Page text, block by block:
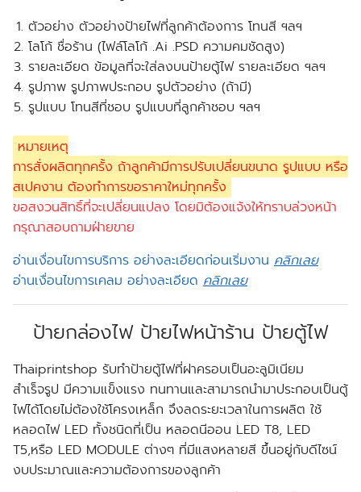
ตัวอย่าง ตัวอย่างป้ายไฟที่ลูกค้าต้องการ โทนสี ฯลฯ
โลโก้ ชื่อร้าน (ไฟล์โลโก้ .Ai .PSD ความคมชัดสูง)
รายละเอียด ข้อมูลที่จะใส่ลงบนป้ายตู้ไฟ รายละเอียด ฯลฯ
รูปภาพ รูปภาพประกอบ รูปตัวอย่าง (ถ้ามี)
รูปแบบ โทนสีที่ชอบ รูปแบบที่ลูกค้าชอบ ฯลฯ
หมายเหตุ
การสั่งผลิตทุกครั้ง ถ้าลูกค้ามีการปรับเปลี่ยนขนาด รูปแบบ หรือ
สเปคงาน ต้องทำการขอราคาใหม่ทุกครั้ง
ขอสงวนสิทธิ์ที่จะเปลี่ยนแปลง โดยมิต้องแจ้งให้ทราบล่วงหน้า
กรุณาสอบถามฝ่ายขาย
อ่านเงื่อนไขการบริการ อย่างละเอียดก่อนเริ่มงาน คลิกเลย
อ่านเงื่อนไขการเคลม อย่างละเอียด คลิกเลย
ป้ายกล่องไฟ ป้ายไฟหน้าร้าน ป้ายตู้ไฟ
Thaiprintshop รับทำป้ายตู้ไฟที่ฝาครอบเป็นอะลูมิเนียม
สำเร็จรูป มีความแข็งแรง ทนทานและสามารถนำมาประกอบเป็นตู้
ไฟได้โดยไม่ต้องใช้โครงเหล็ก จึงลดระยะเวลาในการผลิต ใช้
หลอดไฟ LED ทั้งชนิดที่เป็น หลอดนีออน LED T8, LED
T5,หรือ LED MODULE ต่างๆ ที่มีแสงหลายสี ขึ้นอยู่กับดีไซน์
งบประมาณและความต้องการของลูกค้า